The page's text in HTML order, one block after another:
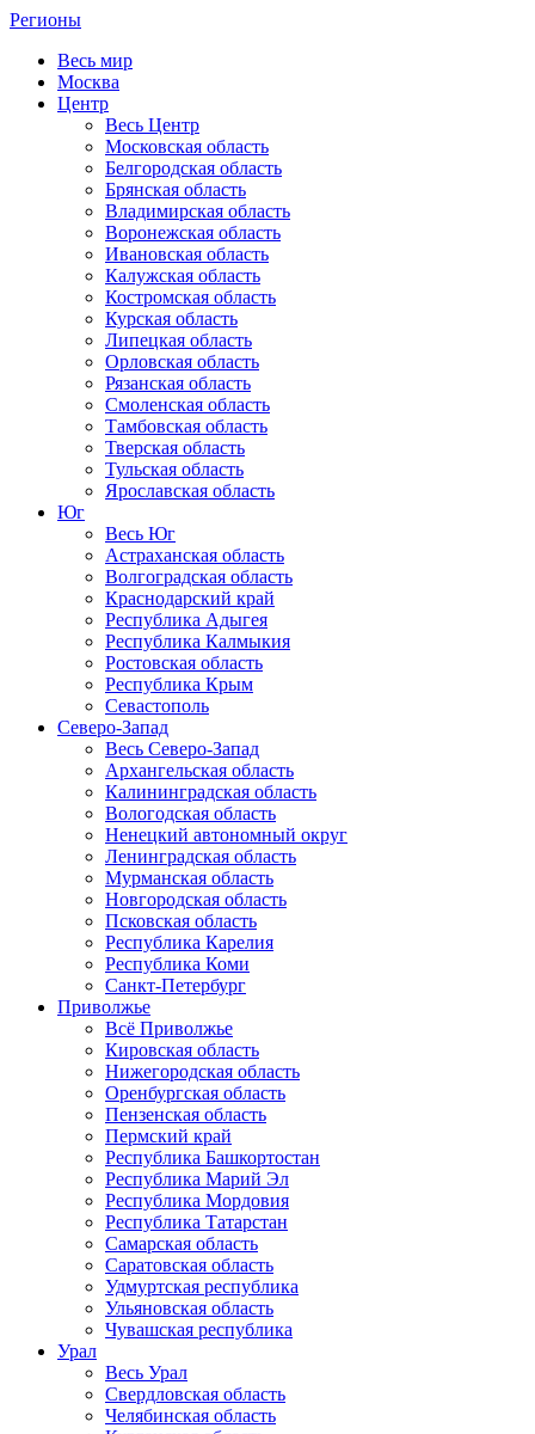
Регионы
Весь мир
Москва
Центр
Весь Центр
Московская область
Белгородская область
Брянская область
Владимирская область
Воронежская область
Ивановская область
Калужская область
Костромская область
Курская область
Липецкая область
Орловская область
Рязанская область
Смоленская область
Тамбовская область
Тверская область
Тульская область
Ярославская область
Юг
Весь Юг
Астраханская область
Волгоградская область
Краснодарский край
Республика Адыгея
Республика Калмыкия
Ростовская область
Республика Крым
Севастополь
Северо-Запад
Весь Северо-Запад
Архангельская область
Калининградская область
Вологодская область
Ненецкий автономный округ
Ленинградская область
Мурманская область
Новгородская область
Псковская область
Республика Карелия
Республика Коми
Санкт-Петербург
Приволжье
Всё Приволжье
Кировская область
Нижегородская область
Оренбургская область
Пензенская область
Пермский край
Республика Башкортостан
Республика Марий Эл
Республика Мордовия
Республика Татарстан
Самарская область
Саратовская область
Удмуртская республика
Ульяновская область
Чувашская республика
Урал
Весь Урал
Свердловская область
Челябинская область